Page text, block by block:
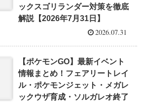
ックスゴリランダー対策を徹底
解説【2026年7月31日】
2026.07.31
【ポケモンGO】最新イベント
情報まとめ！フェアリートレイ
ル・ポケモンジェット・メガレ
ックウザ育成・ソルガレオ終了